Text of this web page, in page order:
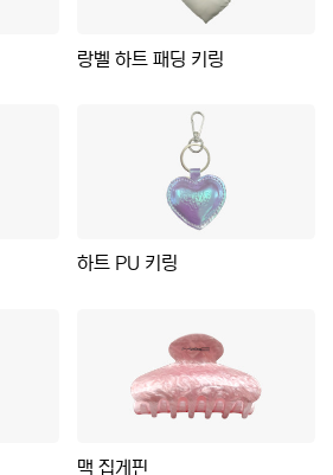
랑벨 하트 패딩 키링
하트 PU 키링
맥 집게핀